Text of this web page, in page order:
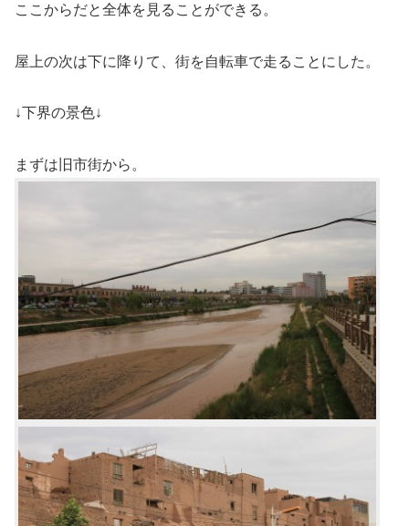
ここからだと全体を見ることができる。
屋上の次は下に降りて、街を自転車で走ることにした。
↓下界の景色↓
まずは旧市街から。